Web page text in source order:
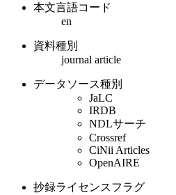
本文言語コード
en
資料種別
journal article
データソース種別
JaLC
IRDB
NDLサーチ
Crossref
CiNii Articles
OpenAIRE
抄録ライセンスフラグ